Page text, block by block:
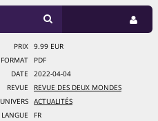
PRIX
9.99 EUR
FORMAT
PDF
DATE
2022-04-04
REVUE
REVUE DES DEUX MONDES
UNIVERS
ACTUALITÉS
LANGUE
FR